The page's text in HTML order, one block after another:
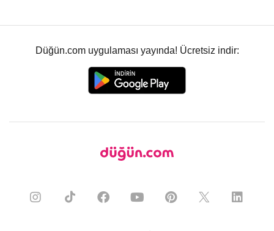
Düğün.com uygulaması yayında! Ücretsiz indir: